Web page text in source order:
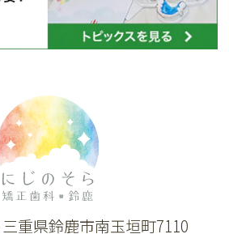
三重県鈴鹿市南玉垣町7110